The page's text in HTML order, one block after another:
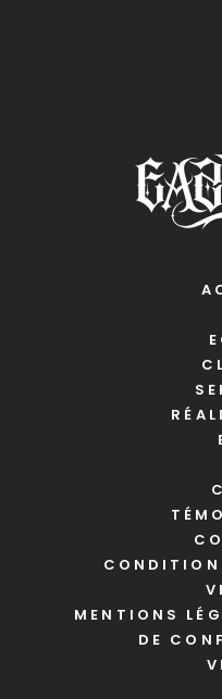
MENTIONS
DE